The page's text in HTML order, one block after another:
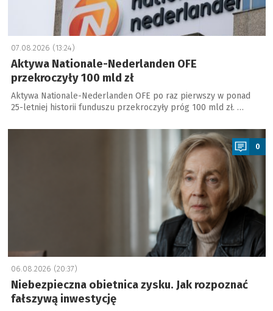
07.08.2026 (13:24)
Aktywa Nationale-Nederlanden OFE
przekroczyły 100 mld zł
Aktywa Nationale-Nederlanden OFE po raz pierwszy w ponad
25-letniej historii funduszu przekroczyły próg 100 mld zł. …
a
0
06.08.2026 (20:37)
Niebezpieczna obietnica zysku. Jak rozpoznać
fałszywą inwestycję